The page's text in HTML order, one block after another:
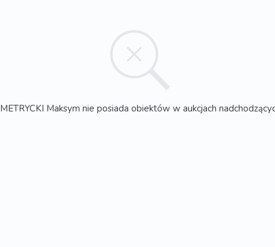
METRYCKI Maksym nie posiada obiektów w aukcjach